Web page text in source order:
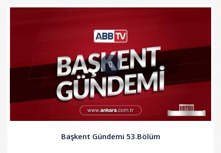
Başkent Gündemi 53.Bölüm